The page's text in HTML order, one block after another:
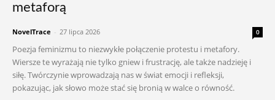
metaforą
NovelTrace - 27 lipca 2026 0
Poezja feminizmu to niezwykłe połączenie protestu i metafory.
Wiersze te wyrażają nie tylko gniew i frustrację, ale także nadzieję i
siłę. Twórczynie wprowadzają nas w świat emocji i refleksji,
pokazując, jak słowo może stać się bronią w walce o równość.